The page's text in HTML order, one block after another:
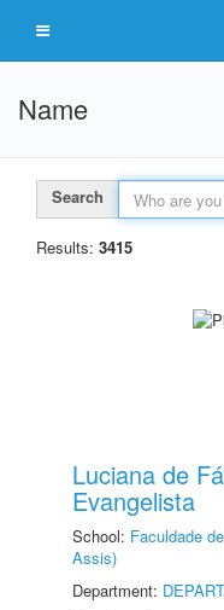
Name
Search
Results: 3415
Luciana de
Evangelista
School: Faculdade
Assis)
Department: